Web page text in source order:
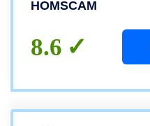
HOMSCAM
8.6